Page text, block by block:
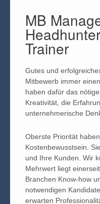
MB
Trainer
Gutes und
Mitbewerb immer
haben dafür das
Kreativität, die
unternehmerische
Oberste Priorität
Kostenbewusstsein.
und Ihre Kunden. Wir
Mehrwert liegt
Branchen Know-how
notwendigen
erwarten